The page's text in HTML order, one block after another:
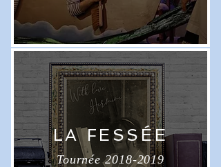
LA FESSÉE
Tournée 2018-2019